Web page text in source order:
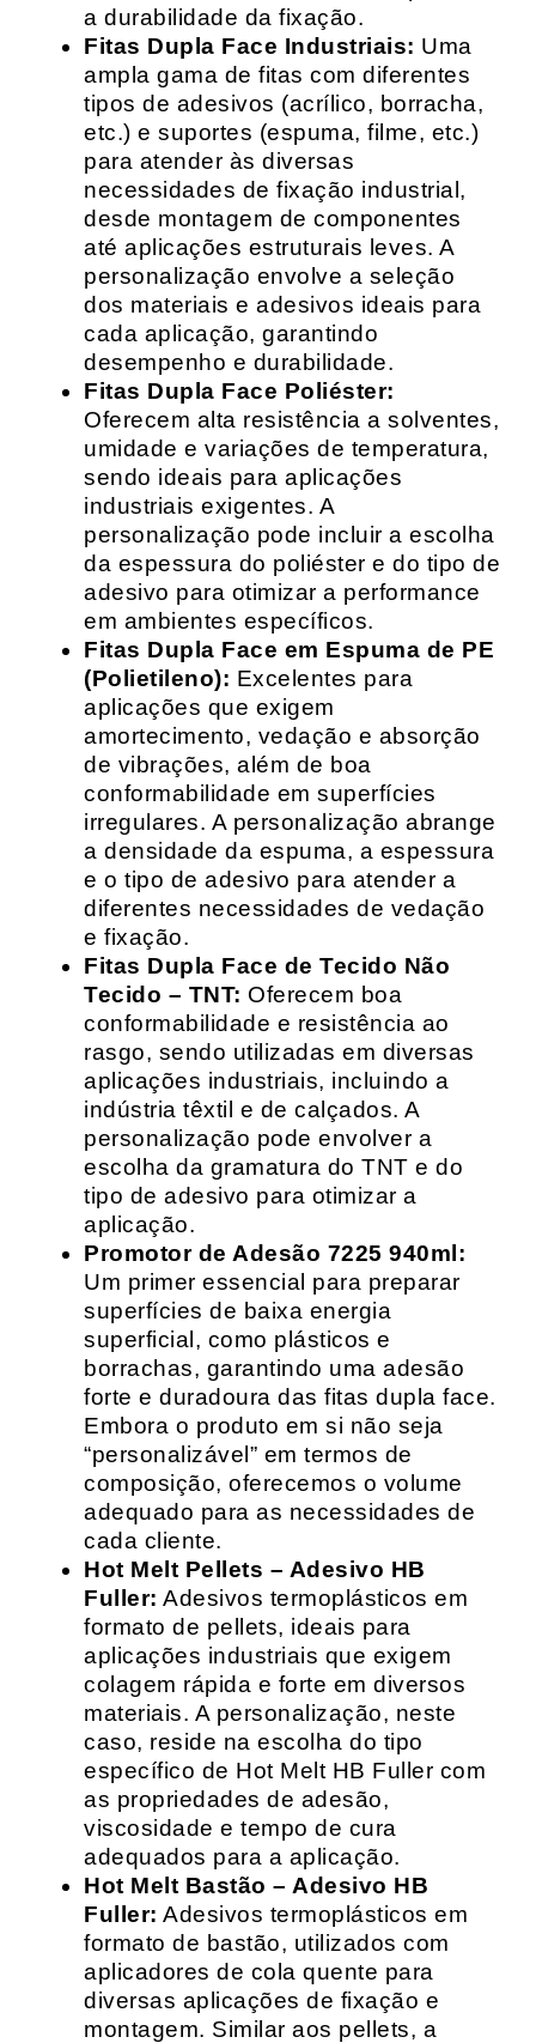
a durabilidade da fixação.
Fitas Dupla Face Industriais: Uma
ampla gama de fitas com diferentes
tipos de adesivos (acrílico, borracha,
etc.) e suportes (espuma, filme, etc.)
para atender às diversas
necessidades de fixação industrial,
desde montagem de componentes
até aplicações estruturais leves. A
personalização envolve a seleção
dos materiais e adesivos ideais para
cada aplicação, garantindo
desempenho e durabilidade.
Fitas Dupla Face Poliéster:
Oferecem alta resistência a solventes,
umidade e variações de temperatura,
sendo ideais para aplicações
industriais exigentes. A
personalização pode incluir a escolha
da espessura do poliéster e do tipo de
adesivo para otimizar a performance
em ambientes específicos.
Fitas Dupla Face em Espuma de PE
(Polietileno): Excelentes para
aplicações que exigem
amortecimento, vedação e absorção
de vibrações, além de boa
conformabilidade em superfícies
irregulares. A personalização abrange
a densidade da espuma, a espessura
e o tipo de adesivo para atender a
diferentes necessidades de vedação
e fixação.
Fitas Dupla Face de Tecido Não
Tecido – TNT: Oferecem boa
conformabilidade e resistência ao
rasgo, sendo utilizadas em diversas
aplicações industriais, incluindo a
indústria têxtil e de calçados. A
personalização pode envolver a
escolha da gramatura do TNT e do
tipo de adesivo para otimizar a
aplicação.
Promotor de Adesão 7225 940ml:
Um primer essencial para preparar
superfícies de baixa energia
superficial, como plásticos e
borrachas, garantindo uma adesão
forte e duradoura das fitas dupla face.
Embora o produto em si não seja
“personalizável” em termos de
composição, oferecemos o volume
adequado para as necessidades de
cada cliente.
Hot Melt Pellets – Adesivo HB
Fuller: Adesivos termoplásticos em
formato de pellets, ideais para
aplicações industriais que exigem
colagem rápida e forte em diversos
materiais. A personalização, neste
caso, reside na escolha do tipo
específico de Hot Melt HB Fuller com
as propriedades de adesão,
viscosidade e tempo de cura
adequados para a aplicação.
Hot Melt Bastão – Adesivo HB
Fuller: Adesivos termoplásticos em
formato de bastão, utilizados com
aplicadores de cola quente para
diversas aplicações de fixação e
montagem. Similar aos pellets, a